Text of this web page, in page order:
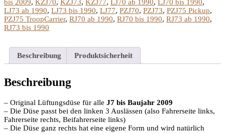
Menge
bis 2009, KZJ70, KZJ73, KZJ77, LJ70 ab 1990, LJ70 bis 1990,
LJ73 ab 1990, LJ73 bis 1990, LJ77, PZJ70, PZJ73, PZJ75 Pickup,
PZJ75 TroopCarrier, RJ70 ab 1990, RJ70 bis 1990, RJ73 ab 1990,
RJ73 bis 1990
Beschreibung Produktsicherheit
Beschreibung
– Original Lüftungsdüse für alle J7 bis Baujahr 2009
– Die Düse passt bei den linken 3 Auslässen (also Fahrerseite links,
Fahrerseite rechts, Beifahrerseite links)
– Die Düse ganz rechts hat eine eigene Form und wird natürlich